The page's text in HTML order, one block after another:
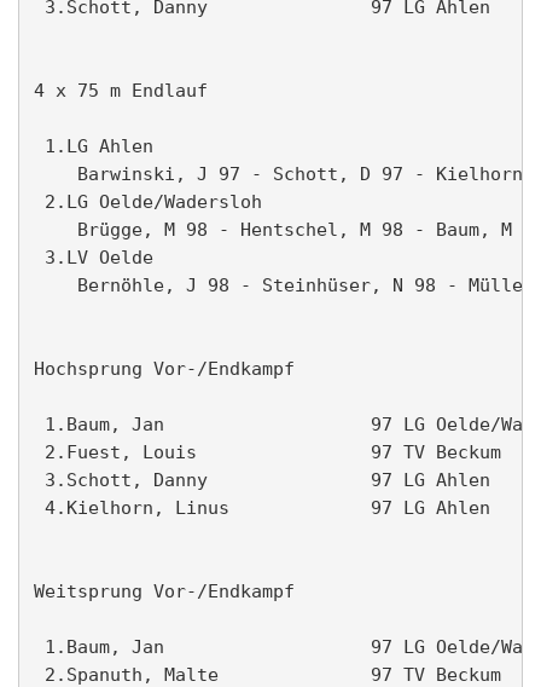
3.Schott, Danny               97 LG Ahlen
4 x 75 m Endlauf
1.LG Ahlen
Barwinski, J 97 - Schott, D 97 -
2.LG Oelde/Wadersloh
Brügge, M 98 - Hentschel, M 98 - Baum, M
3.LV Oelde
Bernöhle, J 98 - Steinhüser, N 98 -
Hochsprung Vor-/Endkampf
1.Baum, Jan                   97 LG Oelde/
2.Fuest, Louis                97 TV
3.Schott, Danny               97 LG
4.Kielhorn, Linus             97 LG
Weitsprung Vor-/Endkampf
1.Baum, Jan                   97 LG
2.Spanuth, Malte              97 TV